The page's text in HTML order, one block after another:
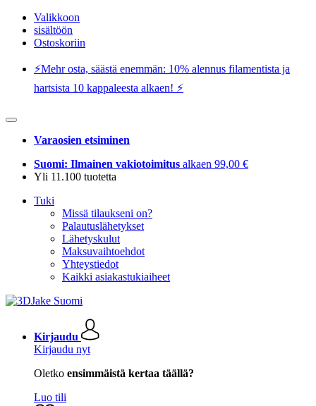
Valikkoon
sisältöön
Ostoskoriin
⚡️Mehr osta, säästä enemmän: 10% alennus filamentista ja
hartsista 10 kappaleesta alkaen! ⚡️
Varaosien etsiminen
Suomi: Ilmainen vakiotoimitus alkaen 99,00 €
Yli 11.100 tuotetta
Tuki
Missä tilaukseni on?
Palautuslähetykset
Lähetyskulut
Maksuvaihtoehdot
Yhteystiedot
Kaikki asiakastukiaiheet
Kirjaudu
Kirjaudu nyt
Oletko ensimmäistä kertaa täällä?
Luo tili